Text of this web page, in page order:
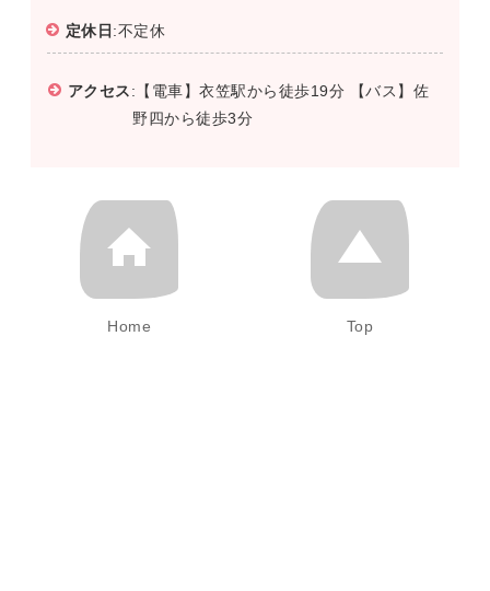
定休日 :不定休
アクセス:【電車】衣笠駅から徒歩19分 【バス】佐
野四から徒歩3分
Home Top